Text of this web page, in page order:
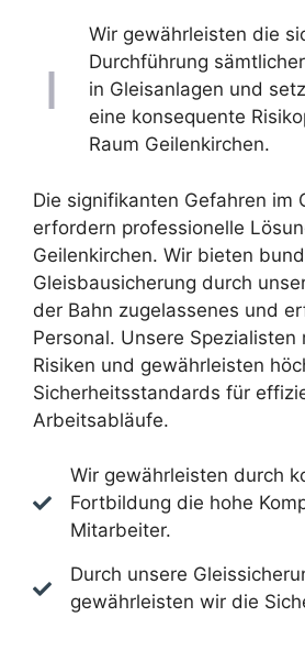
Wir gewährleisten die
Durchführung
in Gleisanlagen und
eine konsequente
Raum Geilenkirchen.
Die signifikanten Gefahren im
erfordern professionelle
Geilenkirchen. Wir bieten
Gleisbausicherung durch
der Bahn zugelassenes und
Personal. Unsere Spezialisten
Risiken und gewährleisten
Sicherheitsstandards für
Arbeitsabläufe.
Wir gewährleisten durch
Fortbildung die hohe
Mitarbeiter.
Durch unsere
gewährleisten wir die